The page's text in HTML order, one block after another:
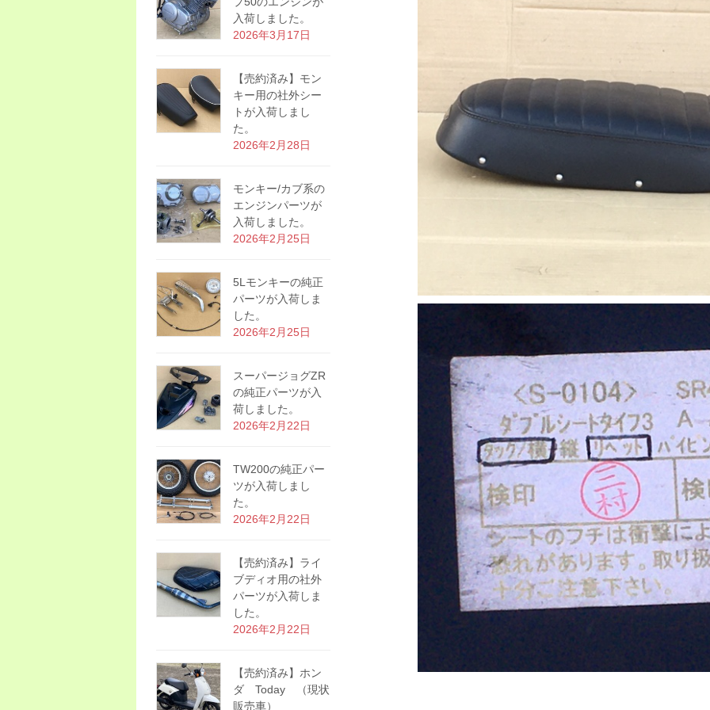
入荷しました。
2026年3月17日
【売約済み】モン
キー用の社外シー
トが入荷しまし
た。
2026年2月28日
モンキー/カブ系の
エンジンパーツが
入荷しました。
2026年2月25日
5Lモンキーの純正
パーツが入荷しま
した。
2026年2月25日
スーパージョグZR
の純正パーツが入
荷しました。
2026年2月22日
TW200の純正パー
ツが入荷しまし
た。
2026年2月22日
【売約済み】ライ
ブディオ用の社外
パーツが入荷しま
した。
2026年2月22日
【売約済み】ホン
ダ Today （現状
販売車）